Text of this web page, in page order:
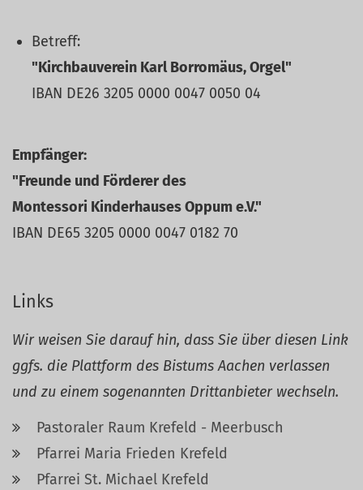
Betreff:
"Kirchbauverein Karl Borromäus, Orgel"
IBAN DE26 3205 0000 0047 0050 04
Empfänger:
"Freunde und Förderer des
Montessori Kinderhauses Oppum e.V."
IBAN DE65 3205 0000 0047 0182 70
Links
Wir weisen Sie darauf hin, dass Sie über diesen Link
ggfs. die Plattform des Bistums Aachen verlassen
und zu einem sogenannten Drittanbieter wechseln.
Pastoraler Raum Krefeld - Meerbusch
Pfarrei Maria Frieden Krefeld
Pfarrei St. Michael Krefeld